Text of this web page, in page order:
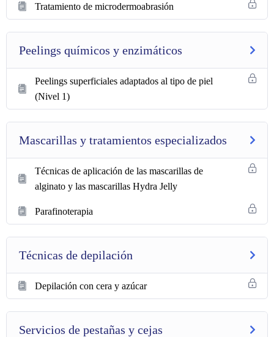
Tratamiento de microdermoabrasión
Peelings químicos y enzimáticos
Peelings superficiales adaptados al tipo de piel
(Nivel 1)
Mascarillas y tratamientos especializados
Técnicas de aplicación de las mascarillas de
alginato y las mascarillas Hydra Jelly
Parafinoterapia
Técnicas de depilación
Depilación con cera y azúcar
Servicios de pestañas y cejas